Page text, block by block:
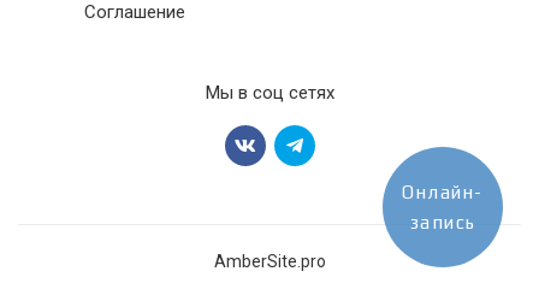
Соглашение
Мы в соц сетях
AmberSite.pro
Онлайн-
запись